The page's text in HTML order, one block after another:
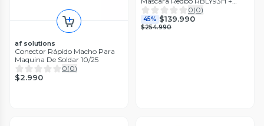
af solutions
Conector Rápido Macho Para
Maquina De Soldar 10/25
0(0)
$2.990
Guante
0(0)
45% $139.990
$254.990